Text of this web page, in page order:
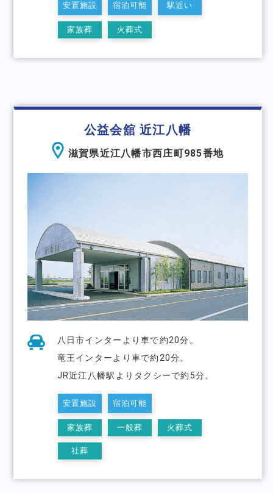
安置施設 宿泊可能 駅近い
家族葬 火葬式
公益会舘 近江八幡
滋賀県近江八幡市西庄町985番地
八日市インターより車で約20分。
竜王インターより車で約20分。
JR近江八幡駅よりタクシーで約5分。
安置施設 宿泊可能
家族葬 一般葬 火葬式
社葬